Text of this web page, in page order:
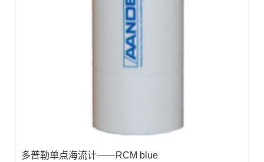
多普勒单点海流计——RCM blue